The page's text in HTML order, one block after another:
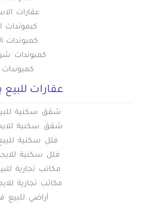
عقارات
كبموندات
كمبوندات
كمبوندات
عقارات للبيع
شقق سكنية
شقق سكنية
فلل سكنية
فلل سكنية
مكاتب تجارية
مكاتب تجارية
أراضي للبيع